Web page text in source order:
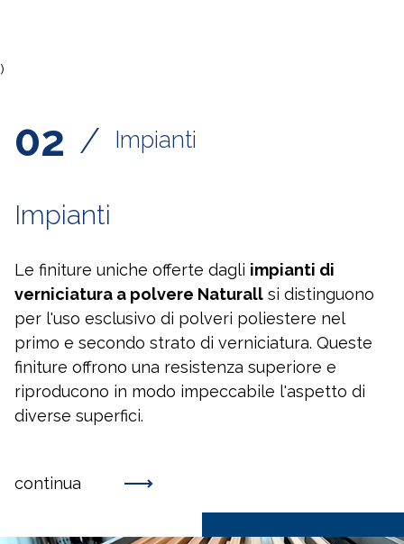
)
02 / Impianti
Impianti
Le finiture uniche offerte dagli impianti di
verniciatura a polvere Naturall si distinguono
per l'uso esclusivo di polveri poliestere nel
primo e secondo strato di verniciatura. Queste
finiture offrono una resistenza superiore e
riproducono in modo impeccabile l'aspetto di
diverse superfici.
continua